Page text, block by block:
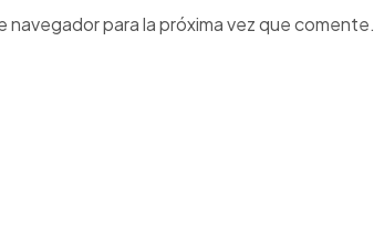
para la próxima vez que comente.